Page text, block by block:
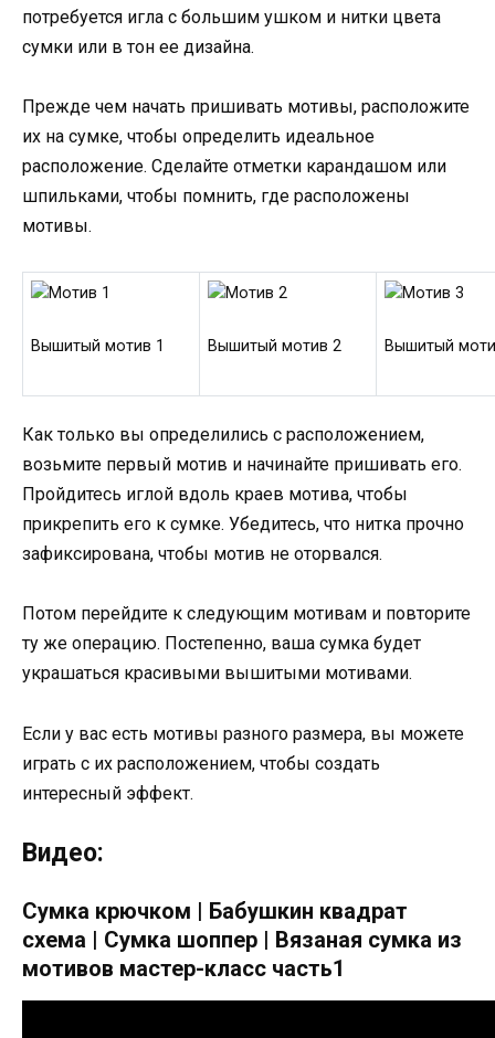
потребуется игла с большим ушком и нитки цвета
сумки или в тон ее дизайна.
Прежде чем начать пришивать мотивы, расположите
их на сумке, чтобы определить идеальное
расположение. Сделайте отметки карандашом или
шпильками, чтобы помнить, где расположены
мотивы.
Вышитый мотив 1 Вышитый мотив 2 Вышитый
Как только вы определились с расположением,
возьмите первый мотив и начинайте пришивать его.
Пройдитесь иглой вдоль краев мотива, чтобы
прикрепить его к сумке. Убедитесь, что нитка прочно
зафиксирована, чтобы мотив не оторвался.
Потом перейдите к следующим мотивам и повторите
ту же операцию. Постепенно, ваша сумка будет
украшаться красивыми вышитыми мотивами.
Если у вас есть мотивы разного размера, вы можете
играть с их расположением, чтобы создать
интересный эффект.
Видео:
Cумка крючком | Бабушкин квадрат
схема | Cумка шоппер | Вязаная сумка из
мотивов мастер-класс часть1